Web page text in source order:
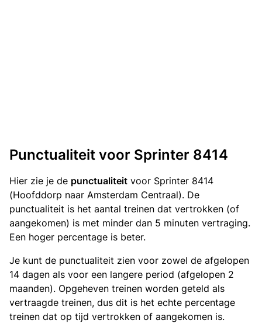
Punctualiteit voor Sprinter 8414
Hier zie je de punctualiteit voor Sprinter 8414
(Hoofddorp naar Amsterdam Centraal). De
punctualiteit is het aantal treinen dat vertrokken (of
aangekomen) is met minder dan 5 minuten vertraging.
Een hoger percentage is beter.
Je kunt de punctualiteit zien voor zowel de afgelopen
14 dagen als voor een langere period (afgelopen 2
maanden). Opgeheven treinen worden geteld als
vertraagde treinen, dus dit is het echte percentage
treinen dat op tijd vertrokken of aangekomen is.